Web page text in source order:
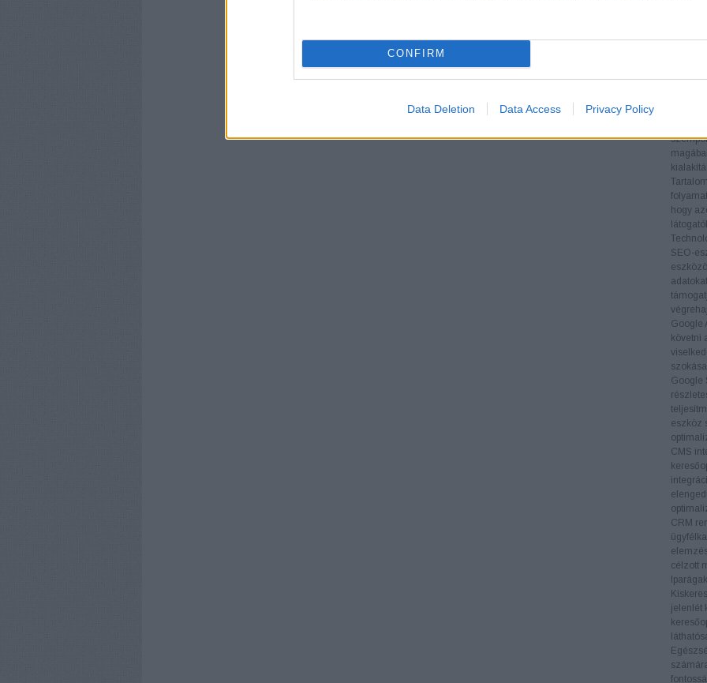
CONFIRM
Data Deletion Data Access Privacy Policy
nyújt a
és
oldal
hogy
SEO-
Google
követni
Google
eszköz
CMS
CRM
célzott
Iparágak
jelenlét